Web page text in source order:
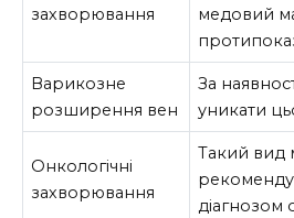
захворювання
медовий
Варикозне
розширення вен
За
уникати
Онкологічні
захворювання
Такий вид
діагнозом